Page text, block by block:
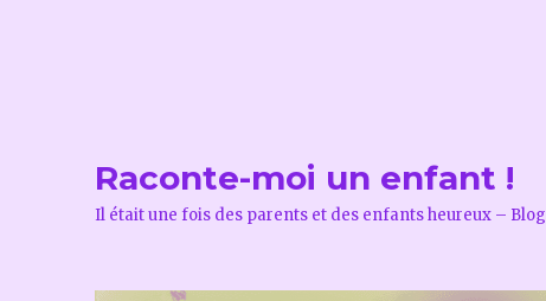
Raconte-moi un enfant !
Il était une fois des parents et des enfants heureux –